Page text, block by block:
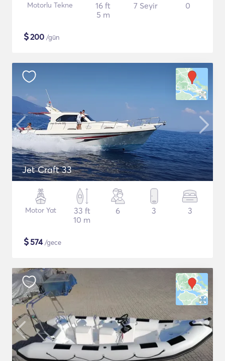
Motorlu Tekne
16 ft
5 m
7 Seyir 0
$200 /gün
Jet Craft 33
Motor Yat
33 ft
10 m
6 3 3
$574/gece